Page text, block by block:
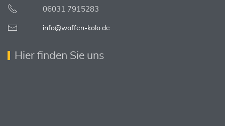
06031 7915283
info@waffen-kolo.de
Hier finden Sie uns